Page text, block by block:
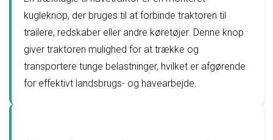
kugleknop, der bruges til at forbinde traktoren til
trailere, redskaber eller andre køretøjer. Denne knop
giver traktoren mulighed for at trække og
transportere tunge belastninger, hvilket er afgørende
for effektivt landsbrugs- og havearbejde.